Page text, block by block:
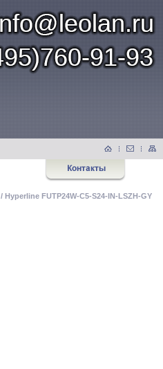
/ Hyperline FUTP24W-C5-S24-IN-LSZH-GY